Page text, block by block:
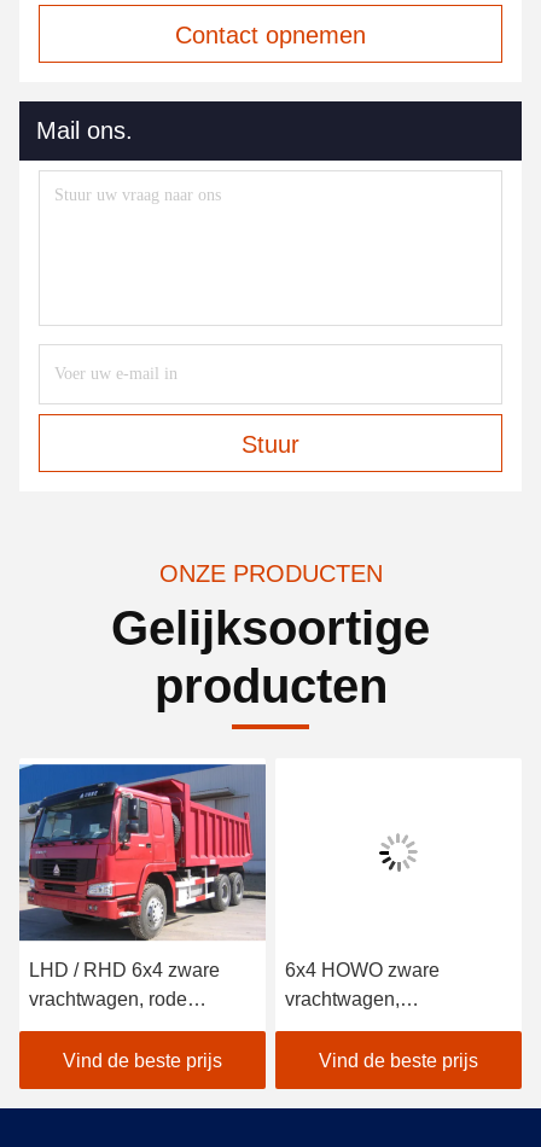
Contact opnemen
Mail ons.
Stuur
ONZE PRODUCTEN
Gelijksoortige
producten
LHD / RHD 6x4 zware
vrachtwagen, rode
SINOTRUK HOWO tipper
vrachtwagen
Vind de beste prijs
6x4 HOWO zware
vrachtwagen,
commerciële zware
vrachtwagens LHD / RHD
Vind de beste prijs